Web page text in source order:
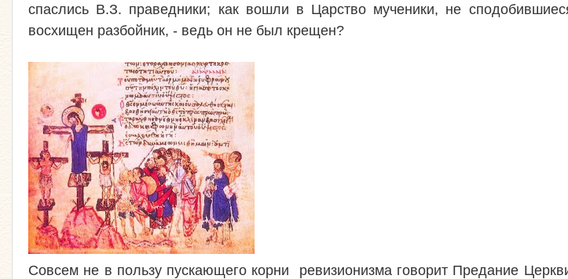
спаслись В.З. праведники; как вошли в Царство мученики, не
восхищен разбойник, - ведь он не был крещен?
Совсем не в пользу пускающего корни ревизионизма говорит Предание